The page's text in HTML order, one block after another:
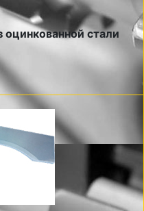
оцинкованной стали